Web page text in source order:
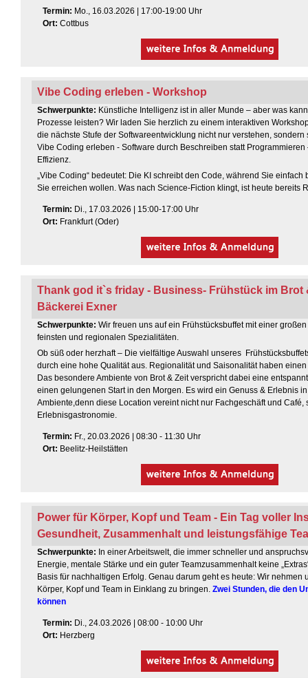
Termin: Mo., 16.03.2026 | 17:00-19:00 Uhr
Ort: Cottbus
Vibe Coding erleben - Workshop
Schwerpunkte: Künstliche Intelligenz ist in aller Munde – aber was
Prozesse leisten? Wir laden Sie herzlich zu einem interaktiven
die nächste Stufe der Softwareentwicklung nicht nur verstehen, sondern
Vibe Coding erleben - Software durch Beschreiben statt Programmieren
Effizienz.
„Vibe Coding“ bedeutet: Die KI schreibt den Code, während Sie einfach
Sie erreichen wollen. Was nach Science-Fiction klingt, ist heute bereits
Termin: Di., 17.03.2026 | 15:00-17:00 Uhr
Ort: Frankfurt (Oder)
Thank god it`s friday - Business- Frühstück im Brot
Bäckerei Exner
Schwerpunkte: Wir freuen uns auf ein Frühstücksbuffet mit einer
feinsten und regionalen Spezialitäten.
Ob süß oder herzhaft – Die vielfältige Auswahl unseres
durch eine hohe Qualität aus. Regionalität und Saisonalität haben
Das besondere Ambiente von Brot & Zeit verspricht dabei eine
einen gelungenen Start in den Morgen. Es wird ein Genuss & Erlebnis
Ambiente,denn diese Location vereint nicht nur Fachgeschäft und Café,
Erlebnisgastronomie.
Termin: Fr., 20.03.2026 | 08:30 - 11:30 Uhr
Ort: Beelitz-Heilstätten
Power für Körper, Kopf und Team - Ein Tag voller
Gesundheit, Zusammenhalt und leistungsfähige
Schwerpunkte: In einer Arbeitswelt, die immer schneller und
Energie, mentale Stärke und ein guter Teamzusammenhalt keine
Basis für nachhaltigen Erfolg. Genau darum geht es heute: Wir nehmen
Körper, Kopf und Team in Einklang zu bringen.Zwei Stunden, die den
können
Termin: Di., 24.03.2026 | 08:00 - 10:00 Uhr
Ort: Herzberg